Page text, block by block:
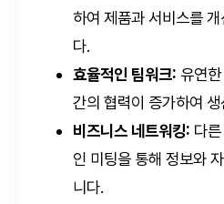
하여 제품과 서비스를
다.
효율적인 팀워크: 유연
간의 협력이 증가하여
비즈니스 네트워킹: 다
인 미팅을 통해 정보와
니다.